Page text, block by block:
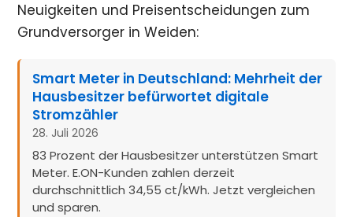
Neuigkeiten und Preisentscheidungen zum
Grundversorger in Weiden:
Smart Meter in Deutschland: Mehrheit der
Hausbesitzer befürwortet digitale
Stromzähler
28. Juli 2026
83 Prozent der Hausbesitzer unterstützen Smart
Meter. E.ON-Kunden zahlen derzeit
durchschnittlich 34,55 ct/kWh. Jetzt vergleichen
und sparen.